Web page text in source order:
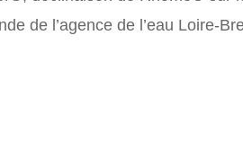
de l’agence de l’eau Loire-